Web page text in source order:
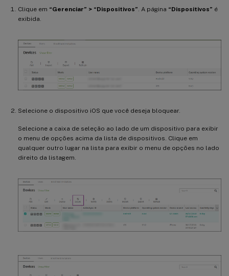
Clique em “Gerenciar” > “Dispositivos”. A página “Dispositivos” é
exibida.
Selecione o dispositivo iOS que você deseja bloquear.
Selecione a caixa de seleção ao lado de um dispositivo para exibir
o menu de opções acima da lista de dispositivos. Clique em
qualquer outro lugar na lista para exibir o menu de opções no lado
direito da listagem.